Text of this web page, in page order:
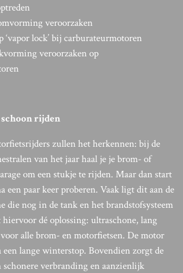
veroorzaken
‘vapor lock’ bij carburateurmotoren
veroorzaken op
rijden
zullen het herkennen: bij de
van het jaar haal je je brom- of
om een stukje te rijden. Maar dan start
een paar keer proberen. Vaak ligt dit aan de
die nog in de tank en het brandstofsysteem
dé oplossing: ultraschone, lang
alle brom- en motorfietsen. De motor
lange winterstop. Bovendien zorgt de
schonere verbranding en aanzienlijk